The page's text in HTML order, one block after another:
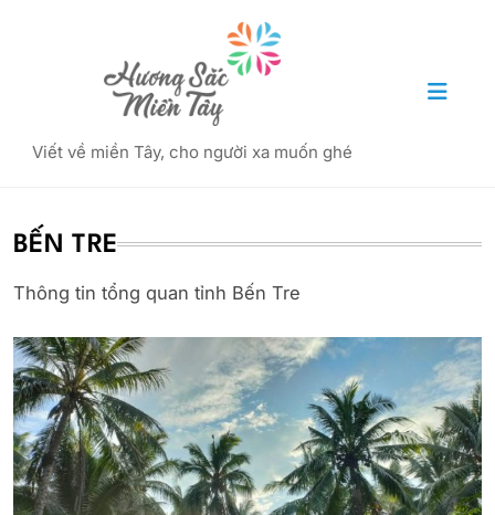
Hương Sắc Miền Tây
Viết về miền Tây, cho người xa muốn ghé
BẾN TRE
Thông tin tổng quan tỉnh Bến Tre